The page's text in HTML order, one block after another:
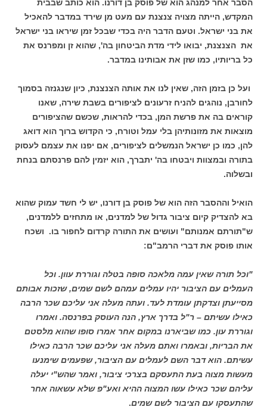
הסבר אחר למנהג הוא של פוסק בן דורנו. הוא כותב שבבית
המקדש, הייתה מצויה צנצנת עם מעט מן שירד במדבר להאכיל
את בני ישראל. וטעם הדבר היה בכדי שבכל זמן שיראו בני ישראל
את הצנצנת, יבואו לידי מדת הביטחון בה', שהוא זן ומפרנס את
כל בריותיו, כמו שזן את אבותינו במדבר.
ועל כן בזמן הזה, שאין לנו את אותה הצנצנת, כיון שנגנזה בסמוך
לחורבן, נוהגים להניח זרעונים לציפורים בשבת שירה, שאנו
קוראים בה את פרשת המן, בכדי להראות, שכשם שהציפורים
מוצאות את מזונותיהן בלי עמל וטורח, כי הקדוש ברוך הוא דואג
להן, כמו כן ישראל הנמשלים לציפורים, אם יפנו את עצמם לעסוק
בתורה ובמצוות ויבטחו בה' יתברך, הוא יזמין להם פרנסתם בנחת
ובשלוה.
הואיל וההסבר הזה הוא של פוסק בן דורנו, יש לי חשד עמוק שהוא
בא להצדיק קיום ציבור גדול של למדנים, או מתחזים ללמדנים,
ש"תורתם אמנותם" ועושים את התורה קרדום לחפור בו. ושכח
אותו פוסק את דברי הרמב"ם:
"וכל תורה שאין עמה מלאכה סופה בטלה וגוררת עוון. וכל
העמלים עם הציבור יהיו עמלים עמהם לשם שמים, שזכות אבותם
מסייעתן וצדקתן עומדת לעד. ועתה מעלה אני עליכם שכר הרבה
כאילו עשיתם – ר"ל בדרך ארץ, הנה העוסק בפרנסה. ואמרו
וגוררת עון. כמו שביארנו במקום אחר אמרו סופו שהוא מלסטם
את הבריות, ובאמרו ואתם מעלה אני עליכם שכר הרבה כאילו
עשיתם. הוא דבר השם לעמלים עם הציבור, שפעמים שימנעו
מעשות מצוה בעת התעסקם בצרכי ציבור, ואמר שהש"י יעלה
עליהם שכר כאילו עשו המצוה ההיא ואע"פ שלא עשאוה אחר
שהתעסקו עם הציבור לשם שמים.